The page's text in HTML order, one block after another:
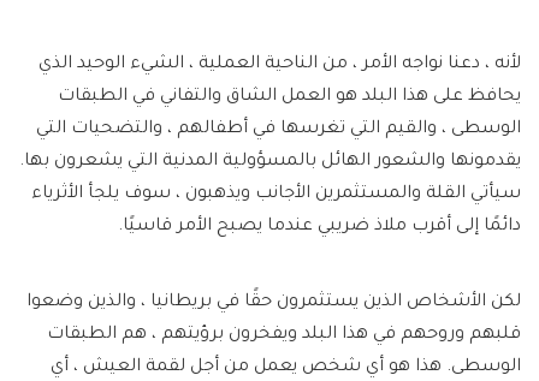
لأنه ، دعنا نواجه الأمر ، من الناحية العملية ، الشيء الوحيد الذي
يحافظ على هذا البلد هو العمل الشاق والتفاني في الطبقات
الوسطى ، والقيم التي تغرسها في أطفالهم ، والتضحيات التي
يقدمونها والشعور الهائل بالمسؤولية المدنية التي يشعرون بها.
سيأتي القلة والمستثمرين الأجانب ويذهبون ، سوف يلجأ الأثرياء
دائمًا إلى أقرب ملاذ ضريبي عندما يصبح الأمر قاسيًا.
لكن الأشخاص الذين يستثمرون حقًا في بريطانيا ، والذين وضعوا
قلبهم وروحهم في هذا البلد ويفخرون برؤيتهم ، هم الطبقات
الوسطى. هذا هو أي شخص يعمل من أجل لقمة العيش ، أي